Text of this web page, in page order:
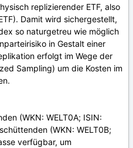
replizierender ETF, also
Damit wird sichergestellt,
so naturgetreu wie möglich
in Gestalt einer
erfolgt im Wege der
Sampling) um die Kosten im
(WKN: WELT0A; ISIN:
(WKN: WELT0B;
verfügbar, um